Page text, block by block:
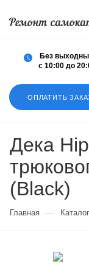
ОПЛАТИТЬ
Без
с 10:00 до
Дека
(Black)
Главная — Каталог